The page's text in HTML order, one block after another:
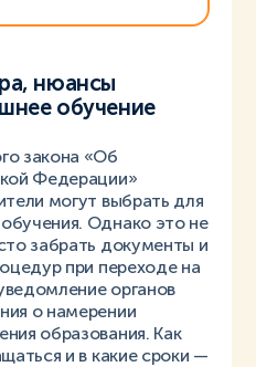
нюансы
обучение
закона «Об
Федерации»
могут выбрать для
Однако это не
забрать документы и
при переходе на
органов
о намерении
образования. Как
и в какие сроки —